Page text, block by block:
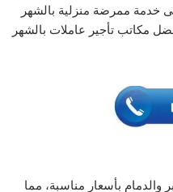
خدمة ممرضة منزلية بالشهر
مكاتب تأجير عاملات بالشهر
بأسعار مناسبة، مما